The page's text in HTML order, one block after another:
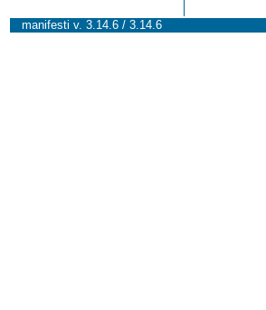
manifesti v. 3.14.6 / 3.14.6